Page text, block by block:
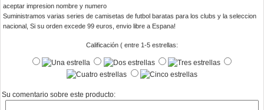
aceptar impresion nombre y numero
Suministramos varias series de camisetas de futbol baratas para los clubs y la seleccion
nacional, Si su orden excede 99 euros, envio libre a Espana!
Calificación ( entre 1-5 estrellas:
Su comentario sobre este producto: